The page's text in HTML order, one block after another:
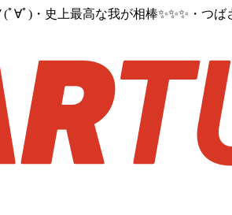
ﾟ)・史上最高な我が相棒✨✨✨・つ